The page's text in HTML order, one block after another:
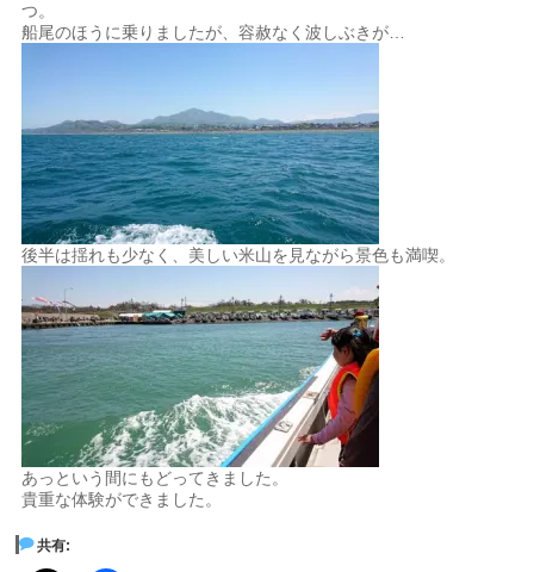
つ。
船尾のほうに乗りましたが、容赦なく波しぶきが…
後半は揺れも少なく、美しい米山を見ながら景色も満喫。
あっという間にもどってきました。
貴重な体験ができました。
共有: